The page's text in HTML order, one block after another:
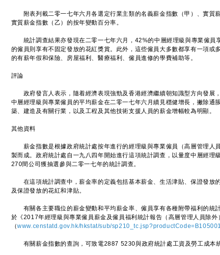
附表列載二零一七年六月各選定行業主類的名義薪金指數（甲）、實質
實質薪金指數（乙）的按年變動百分率。
統計調查結果亦發現在二零一七年六月，42%的中層經理級與專業僱員
的僱員則享有不固定發放的花紅獎賞。此外，這些僱員大多數都享有一項或
的有薪年假和保險、房屋福利、醫療福利、僱員進修的學費補助等。
評論
政府發言人表示，隨着經濟表現強勁及香港經濟繼續朝知識型方向發展
中層經理級與專業僱員的平均薪金在二零一七年六月續見穩健增長，撇除通
築、建造及有關行業，以及工程及其他技術支援人員的薪金增幅較為明顯。
其他資料
薪金指數是根據政府統計處按年進行的經理級與專業僱員（高層管理人
製而成。政府統計處自一九八四年開始進行這項統計調查，以量度中層經理
270間公司獲抽選參與二零一七年的統計調查。
在這項統計調查中，薪金率的定義包括基本薪金、生活津貼、保證發放
及保證發放的花紅和津貼。
有關各主要職位的薪金變動和平均薪金率、僱員享有各種附帶福利的統
於《2017年經理級與專業僱員薪金及僱員福利統計報告（高層管理人員除
（www.censtatd.gov.hk/hkstat/sub/
有關薪金指數的查詢，可致電2887 5230與政府統計處工資及勞工成本